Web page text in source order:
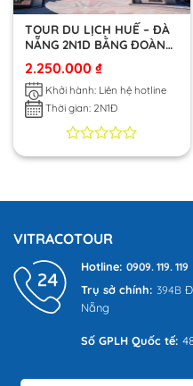
TOUR DU LỊCH HUẾ – ĐÀ
NẴNG 2N1D BẰNG ĐOÀN
TÀU DI SẢN
2.250.000₫
Khởi hành: Liên hệ hotline
Thời gian: 2N1Đ
0
0
giá
VITRACOTOUR
Hotline: 0909. 119. 119
Trụ sở chính: 394B
Nẵng
Số GPLH Quốc tế: